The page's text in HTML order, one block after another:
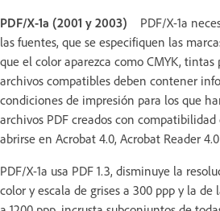
PDF/X-1a (2001 y 2003)
PDF/X-1a
las fuentes, que se especifiquen las
que el color aparezca como CMYK, tintas
archivos compatibles deben contener
condiciones de impresión para los que
archivos PDF creados con compatibilidad
abrirse en Acrobat 4.0, Acrobat Reader
PDF/X-1a usa PDF 1.3, disminuye la
color y escala de grises a 300 ppp y la